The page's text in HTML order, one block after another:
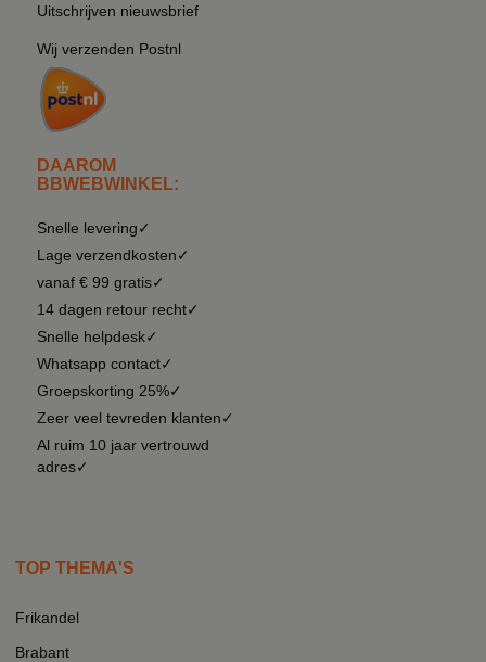
Uitschrijven nieuwsbrief
Wij verzenden Postnl
DAAROM
BBWEBWINKEL:
Snelle levering✓
Lage verzendkosten✓
vanaf € 99 gratis✓
14 dagen retour recht✓
Snelle helpdesk✓
Whatsapp contact✓
Groepskorting 25%✓
Zeer veel tevreden klanten✓
Al ruim 10 jaar vertrouwd
adres✓
TOP THEMA'S
Frikandel
Brabant